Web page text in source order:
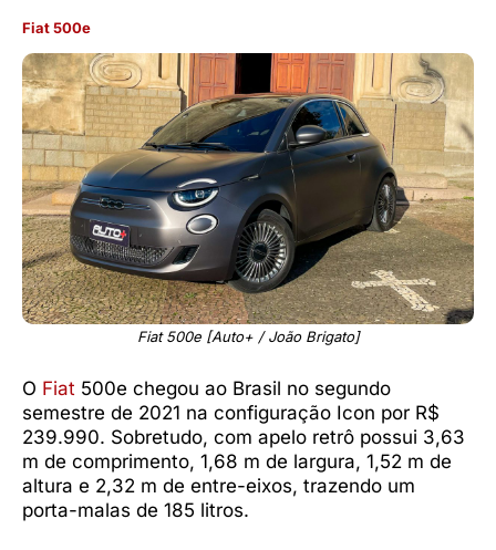
Fiat 500e
Fiat 500e [Auto+ / João Brigato]
O Fiat 500e chegou ao Brasil no segundo
semestre de 2021 na configuração Icon por R$
239.990. Sobretudo, com apelo retrô possui 3,63
m de comprimento, 1,68 m de largura, 1,52 m de
altura e 2,32 m de entre-eixos, trazendo um
porta-malas de 185 litros.